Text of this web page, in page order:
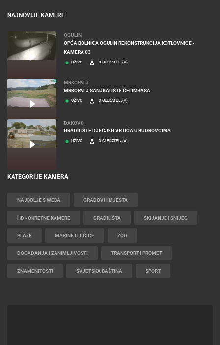
NAJNOVIJE KAMERE
OGULIN
OPĆA BOLNICA OGULIN REKONSTRUKCIJA KOTLOVNICE -
KAMERA 03
UŽIVO 0 GLEDATELJ(A)
MRKOPALJ
MRKOPALJ SANJKALIŠTE ČELIMBAŠA
UŽIVO 0 GLEDATELJ(A)
ĐAKOVO
GRADILIŠTE DJEČJEG VRTIĆA U BUDROVCIMA
UŽIVO 0 GLEDATELJ(A)
KATEGORIJE KAMERA
NAJBOLJE S WEBA GRADOVI I MJESTA
HD - OKRETNE KAMERE GRADILIŠTA SKIJANJE I SNIJEG
PLAŽE MARINE I LUČICE ZOO
DOGAĐANJA I ZANIMLJIVOSTI TRANSPORT I PROMET
ZNAMENITOSTI SVJETSKA BAŠTINA SPORT